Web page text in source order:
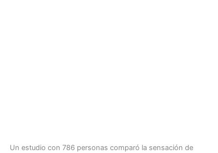
Un estudio con 786 personas comparó la sensación de